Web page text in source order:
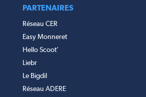
PARTENAIRES
Réseau CER
Easy Monneret
Hello Scoot’
Liebr
Le Bigdil
Réseau ADERE